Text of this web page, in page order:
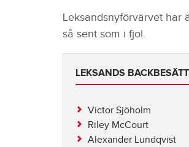
Leksandsnyförvärvet har
så sent som i fjol.
LEKSANDS
Victor Sjöholm
Riley McCourt
Alexander Lundqvist